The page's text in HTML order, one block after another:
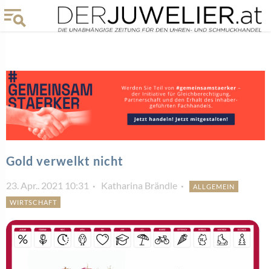
Gold verwelkt nicht
23. Apr.. 2021 10:31 Katharina Brändle
ALLGEMEIN
WIRTSCHAFT